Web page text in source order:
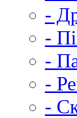
-
-
-
-
-